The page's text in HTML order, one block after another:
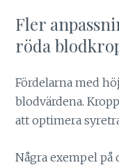
Fler
röda
Fördelarna med
blodvärdena.
att optimera
Några exempel på